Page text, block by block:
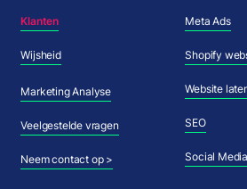
Klanten
Wijsheid
Marketing Analyse
Veelgestelde vragen
Neem contact op >
Meta Ads
Shopify
Website
SEO
Social